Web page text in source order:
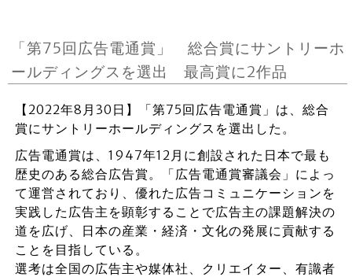
「第75回広告電通賞」 総合賞にサントリーホ
ールディングスを選出 最高賞に2作品
【2022年8月30日】「第75回広告電通賞」は、総合
賞にサントリーホールディングスを選出した。
広告電通賞は、1947年12月に創設された日本で最も
歴史のある総合広告賞。「広告電通賞審議会」によっ
て運営されており、優れた広告コミュニケーションを
実践した広告主を顕彰することで広告主の課題解決の
道を広げ、日本の産業・経済・文化の発展に貢献する
ことを目指している。
選考は全国の広告主や媒体社、クリエイター、有識者